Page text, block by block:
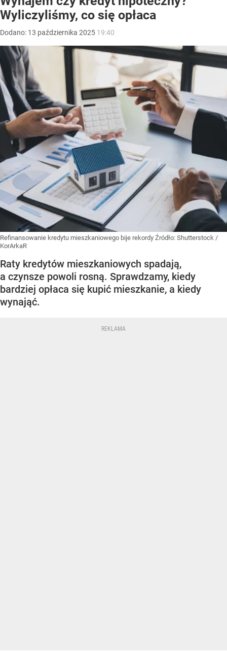
Wyliczyliśmy, co się opłaca
Dodano: 13 października 2025 19:40
Refinansowanie kredytu mieszkaniowego bije rekordy Źródło: Shutterstock /
KorArkaR
Raty kredytów mieszkaniowych spadają,
a czynsze powoli rosną. Sprawdzamy, kiedy
bardziej opłaca się kupić mieszkanie, a kiedy
wynająć.